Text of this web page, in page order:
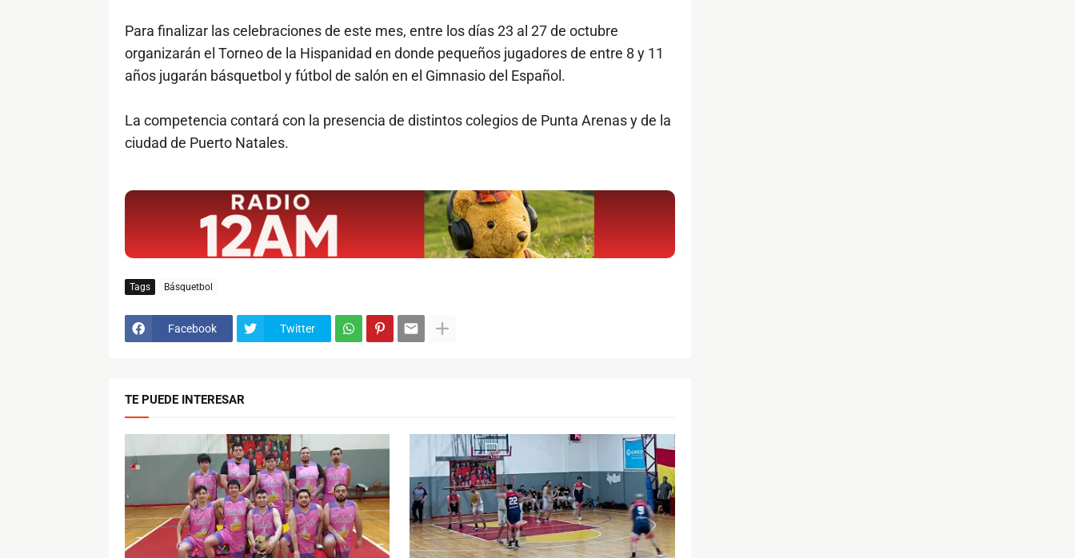
Para finalizar las celebraciones de este mes, entre los días 23 al 27 de octubre
organizarán el Torneo de la Hispanidad en donde pequeños jugadores de entre 8 y 11
años jugarán básquetbol y fútbol de salón en el Gimnasio del Español.
La competencia contará con la presencia de distintos colegios de Punta Arenas y de la
ciudad de Puerto Natales.
Tags Básquetbol
Facebook Twitter
TE PUEDE INTERESAR